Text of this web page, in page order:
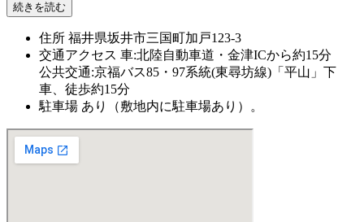
続きを読む
住所 福井県坂井市三国町加戸123-3
交通アクセス 車:北陸自動車道・金津ICから約15分
公共交通:京福バス85・97系統(東尋坊線)「平山」下
車、徒歩約15分
駐車場 あり（敷地内に駐車場あり）。